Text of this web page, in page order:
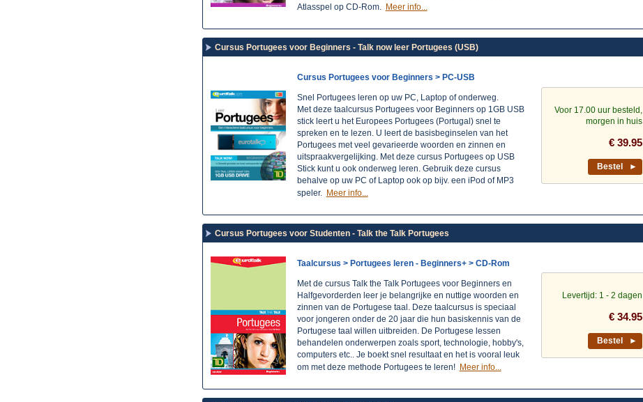
Atlasspel op CD-Rom. Meer info...
Cursus Portugees voor Beginners - Talk now leer Portugees (USB)
Cursus Portugees voor Beginners > PC-USB
Snel Portugees leren op uw PC, Laptop of onderweg.
Met deze taalcursus Portugees voor Beginners op 1GB USB
stick leert u het Europees Portugees (Portugal) snel te
spreken en te lezen. U leert de basisbeginselen van het
Portugees met veel gevarieerde woorden en zinnen en
uitspraakvergelijking. Met deze cursus Portugees op USB
Stick kunt u ook onderweg leren. Gebruik deze cursus
behalve op uw PC of Laptop ook op bijv. een iPod of MP3
speler. Meer info...
Voor 17.00 uur besteld,
morgen in huis
€ 39.95
Bestel ►
Cursus Portugees voor Studenten - Talk the Talk Portugees
Taalcursus > Portugees leren - Beginners+ > CD-Rom
Met de cursus Talk the Talk Portugees voor Beginners en
Halfgevorderden leer je belangrijke en nuttige woorden en
zinnen van de Portugese taal. Deze taalcursus is speciaal
voor jongeren onder de 20 jaar die hun basiskennis van de
Portugese taal willen uitbreiden. De Portugese lessen
behandelen onderwerpen zoals sport, technologie, hobby's,
computers etc.. Je boekt snel resultaat en het is vooral leuk
om met deze methode Portugees te leren! Meer info...
Levertijd: 1 - 2 dagen
€ 34.95
Bestel ►